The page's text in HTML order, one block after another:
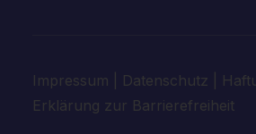
Impressum Datenschutz
Erklärung zur Barrierefreiheit